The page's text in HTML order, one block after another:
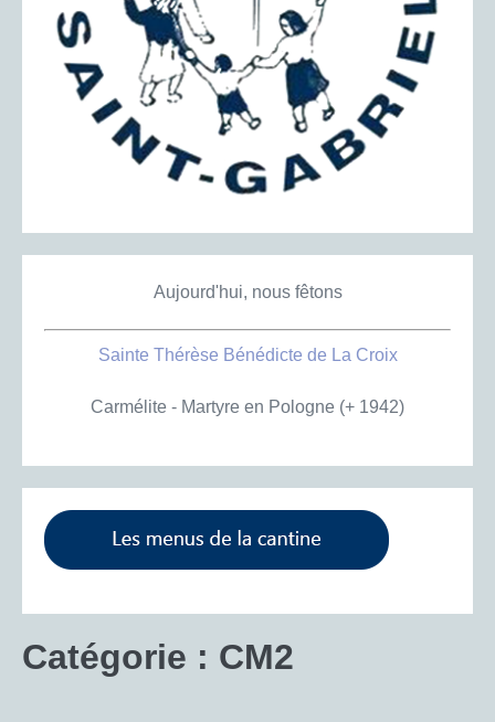
Aujourd'hui, nous fêtons
Sainte Thérèse Bénédicte de La Croix
Carmélite - Martyre en Pologne (+ 1942)
Catégorie : CM2